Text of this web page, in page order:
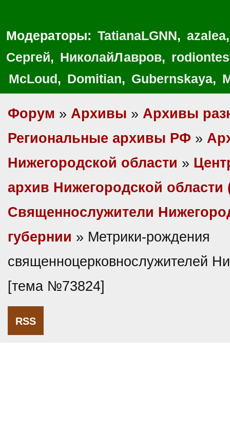
Модераторы: TatianaLGNN, azalea
Сергей, НиколайЛавров,
McLoud, Domitian, Gubernskaya,
Форум » Архивы » Архивы
Региональные архивы РФ »
Нижегородской области »
архив Нижегородской
Священнослужители
губернии » Метрики-рождения
священноцерковнослужителей
[тема №73824]
RSS